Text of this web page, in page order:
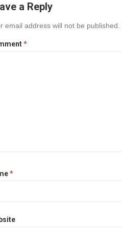
a Reply
email address will not be published.
*
*